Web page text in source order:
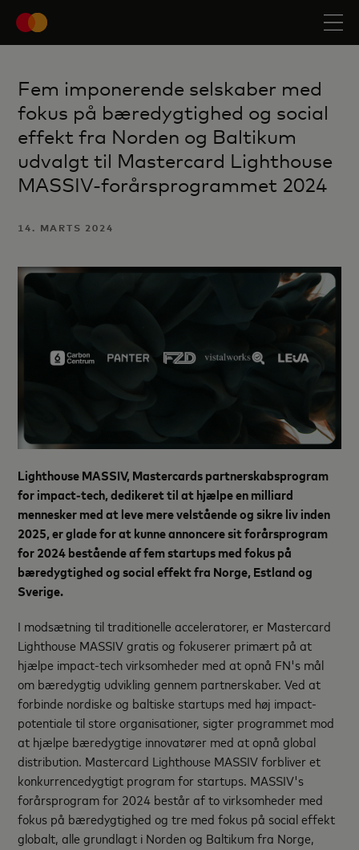
Fem imponerende selskaber med
fokus på bæredygtighed og social
effekt fra Norden og Baltikum
udvalgt til Mastercard Lighthouse
MASSIV-forårsprogrammet 2024
14. MARTS 2024
Lighthouse MASSIV, Mastercards partnerskabsprogram
for impact-tech, dedikeret til at hjælpe en milliard
mennesker med at leve mere velstående og sikre liv inden
2025, er glade for at kunne annoncere sit forårsprogram
for 2024 bestående af fem startups med fokus på
bæredygtighed og social effekt fra Norge, Estland og
Sverige.
I modsætning til traditionelle acceleratorer, er Mastercard
Lighthouse MASSIV gratis og fokuserer primært på at
hjælpe impact-tech virksomheder med at opnå FN's mål
om bæredygtig udvikling gennem partnerskaber. Ved at
forbinde nordiske og baltiske startups med høj impact-
potentiale til store organisationer, sigter programmet mod
at hjælpe bæredygtige innovatører med at opnå global
distribution. Mastercard Lighthouse MASSIV forbliver et
konkurrencedygtigt program for startups. MASSIV's
forårsprogram for 2024 består af to virksomheder med
fokus på bæredygtighed og tre med fokus på social effekt
globalt, alle grundlagt i Norden og Baltikum fra Norge,